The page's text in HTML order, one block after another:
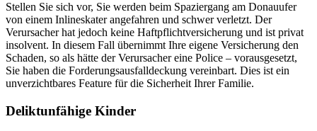
Stellen Sie sich vor, Sie werden beim Spaziergang am Donauufer
von einem Inlineskater angefahren und schwer verletzt. Der
Verursacher hat jedoch keine Haftpflichtversicherung und ist privat
insolvent. In diesem Fall übernimmt Ihre eigene Versicherung den
Schaden, so als hätte der Verursacher eine Police – vorausgesetzt,
Sie haben die Forderungsausfalldeckung vereinbart. Dies ist ein
unverzichtbares Feature für die Sicherheit Ihrer Familie.
Deliktunfähige Kinder